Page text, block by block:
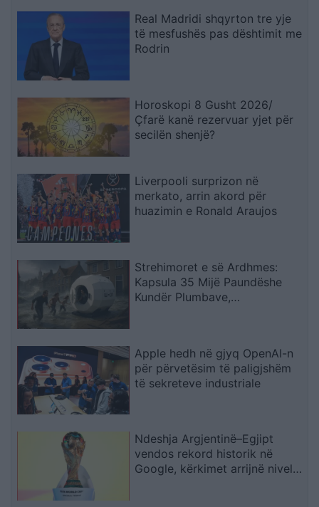
Real Madridi shqyrton tre yje
të mesfushës pas dështimit me
Rodrin
Horoskopi 8 Gusht 2026/
Çfarë kanë rezervuar yjet për
secilën shenjë?
Liverpooli surprizon në
merkato, arrin akord për
huazimin e Ronald Araujos
Strehimoret e së Ardhmes:
Kapsula 35 Mijë Paundëshe
Kundër Plumbave,
Apple hedh në gjyq OpenAI-n
për përvetësim të paligjshëm
të sekreteve industriale
Ndeshja Argjentinë–Egjipt
vendos rekord historik në
Google, kërkimet arrijnë nivele